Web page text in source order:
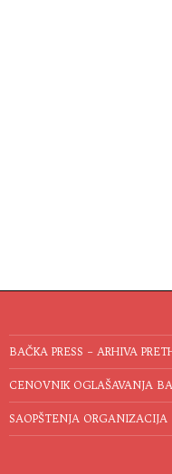
BAČKA PRESS – ARHIVA
CENOVNIK OGLAŠAVANJA
SAOPŠTENJA ORGANIZACIJA